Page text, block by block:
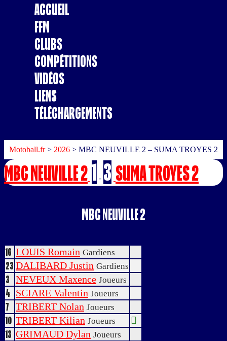
Accueil
FFM
Clubs
Compétitions
Vidéos
Liens
Téléchargements
Motoball.fr> 2026 > MBC NEUVILLE 2 – SUMA TROYES 2
MBC NEUVILLE 21 - 3 SUMA TROYES 2
MBC NEUVILLE 2
16 LOUIS Romain Gardiens
23 DALIBARD Justin Gardiens
3 NEVEUX Maxence Joueurs
4 SCIARE Valentin Joueurs
7 TRIBERT Nolan Joueurs
10 TRIBERT Kilian Joueurs
13 GRIMAUD Dylan Joueurs